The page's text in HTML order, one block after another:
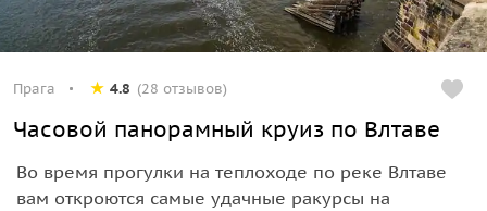
Прага 4.8 (28 отзывов)
Часовой панорамный круиз по Влтаве
Во время прогулки на теплоходе по реке Влтаве
вам откроются самые удачные ракурсы на